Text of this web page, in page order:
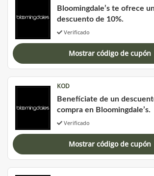
Bloomingdale’s te ofrece
descuento de 10%.
Verificado
Mostrar código de cupón
KOD
Benefíciate de un
compra en Bloomingdale’s.
Verificado
Mostrar código de cupón